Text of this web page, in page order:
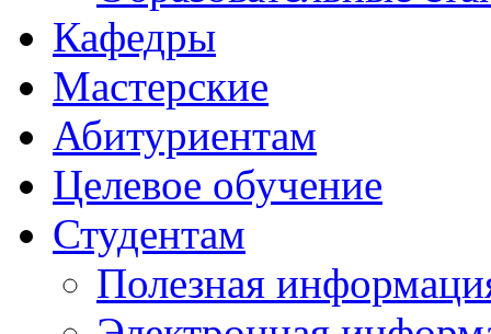
Кафедры
Мастерские
Абитуриентам
Целевое обучение
Студентам
Полезная